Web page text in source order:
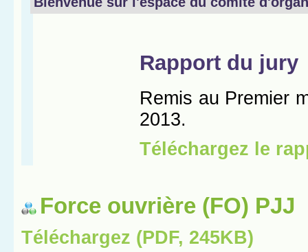
Force ouvrière (FO) PJJ
Téléchargez (PDF, 245KB)